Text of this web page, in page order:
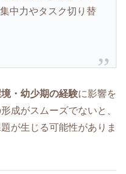
中力やタスク切り替
・幼少期の経験に影響を
成がスムーズでないと、
が生じる可能性がありま